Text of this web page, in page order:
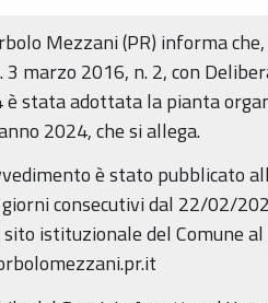
Mezzani (PR) informa
3 marzo 2016, n. 2, con
stata adottata la pianta
2024, che si allega.
è stato pubblicato
consecutivi dal 22/02/
istituzionale del Comune